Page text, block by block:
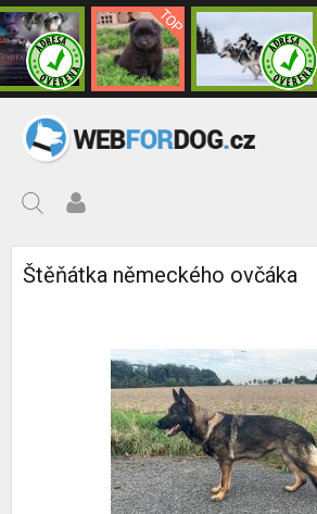
Štěňátka německého ovčáka